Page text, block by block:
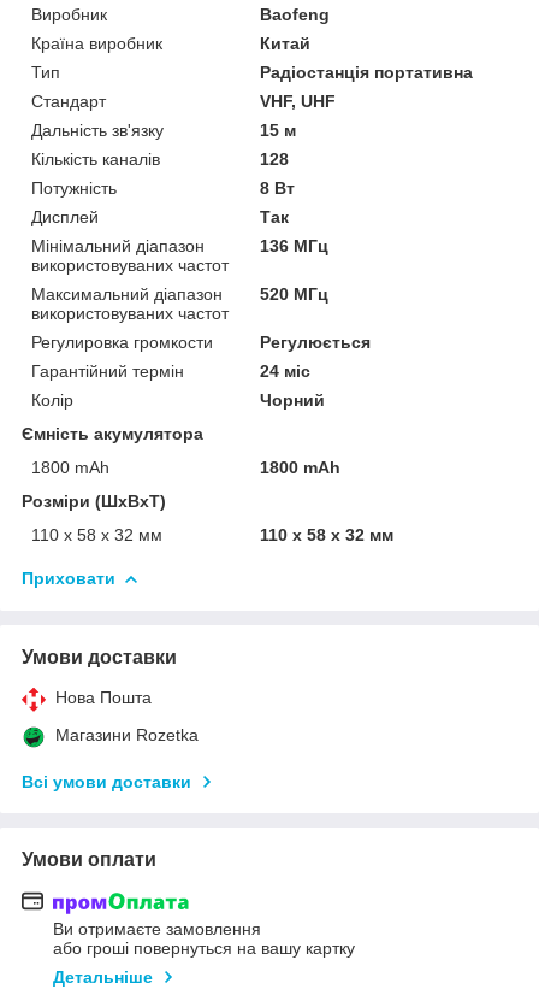
Виробник
Baofeng
Країна виробник
Китай
Тип
Радіостанція портативна
Стандарт
VHF, UHF
Дальність зв'язку
15 м
Кількість каналів
128
Потужність
8 Вт
Дисплей
Так
Мінімальний діапазон
використовуваних частот
136 МГц
Максимальний діапазон
використовуваних частот
520 МГц
Регулировка громкости
Регулюється
Гарантійний термін
24 міс
Колір
Чорний
Ємність акумулятора
1800 mAh
1800 mAh
Розміри (ШхВхТ)
110 х 58 x 32 мм
110 х 58 x 32 мм
Приховати
Умови доставки
Нова Пошта
Магазини Rozetka
Всі умови доставки
Умови оплати
Ви отримаєте замовлення
або гроші повернуться на вашу картку
Детальніше